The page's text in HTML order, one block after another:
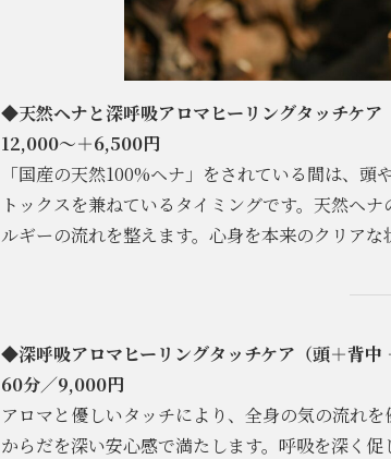
◆天然ヘナと深呼吸アロマヒーリングタッチケ
12,000～＋6,500円
「国産の天然100%ヘナ」をされている間は、
トックスを兼ねているタイミングです。天然ヘ
ルギーの流れを整えます。心身を本来のクリアな
◆深呼吸アロマヒーリングタッチケア（頭＋背中
60分／9,000円
アロマと優しいタッチにより、全身の気の流れ
からだを深い安心感で満たします。呼吸を深く